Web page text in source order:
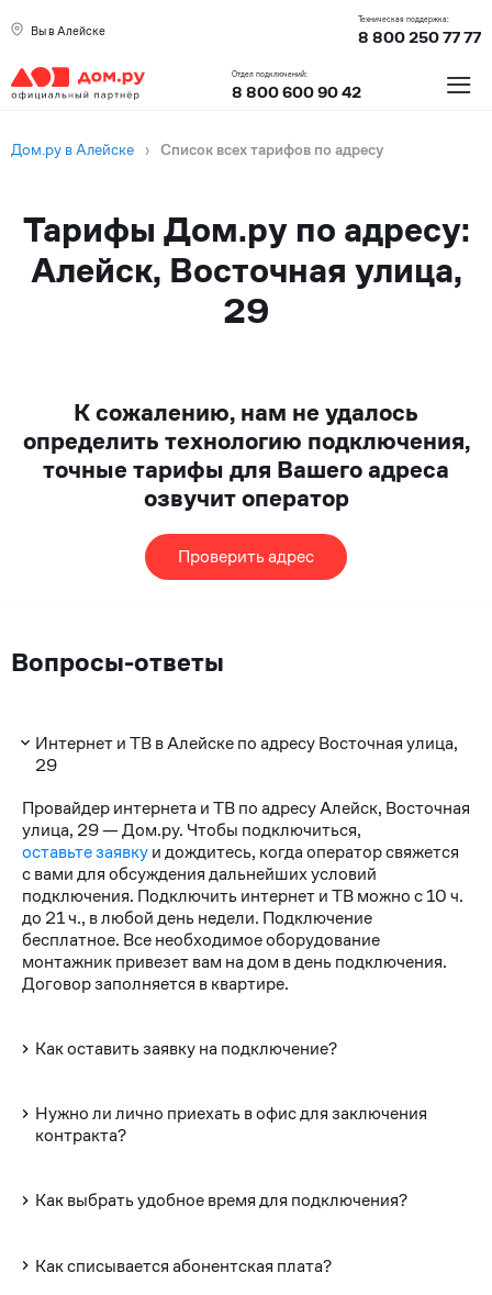
Вы в Алейске
Техническая поддержка:
8 800 250 77 77
Отдел подключений:
8 800 600 90 42 ≡
Дом.ру в Алейске › Список всех тарифов по адресу
Тарифы Дом.ру по адресу:
Алейск, Восточная улица,
29
К сожалению, нам не удалось
определить технологию подключения,
точные тарифы для Вашего адреса
озвучит оператор
Проверить адрес
Вопросы-ответы
Интернет и ТВ в Алейске по адресу Восточная улица,
29
Провайдер интернета и ТВ по адресу Алейск, Восточная
улица, 29 — Дом.ру. Чтобы подключиться,
оставьте заявкуи дождитесь, когда оператор свяжется
с вами для обсуждения дальнейших условий
подключения. Подключить интернет и ТВ можно с 10 ч.
до 21 ч., в любой день недели. Подключение
бесплатное. Все необходимое оборудование
монтажник привезет вам на дом в день подключения.
Договор заполняется в квартире.
Как оставить заявку на подключение?
Нужно ли лично приехать в офис для заключения
контракта?
Как выбрать удобное время для подключения?
Как списывается абонентская плата?